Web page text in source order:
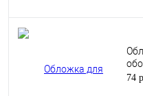
74